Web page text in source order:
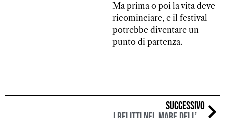
Ma prima o poi la vita deve
ricominciare, e il festival
potrebbe diventare un
punto di partenza.
SUCCESSIVO